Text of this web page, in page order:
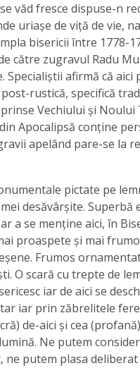
văd fresce dispuse-n
uriaşe de viţă de vie,
bisericii între 1778-
către zugravul Radu
Specialiştii afirmă că
rustică, specifică
Vechiului şi
Apocalipsă conţine
apelând pare-se la
pictate pe
desăvârşite.
a se menţine aici, în
proaspete şi mai
Frumos
O scară cu trepte de
iar de aici se
iar prin zăbrelitele
de-aici şi cea
Ne putem
ne putem plasa